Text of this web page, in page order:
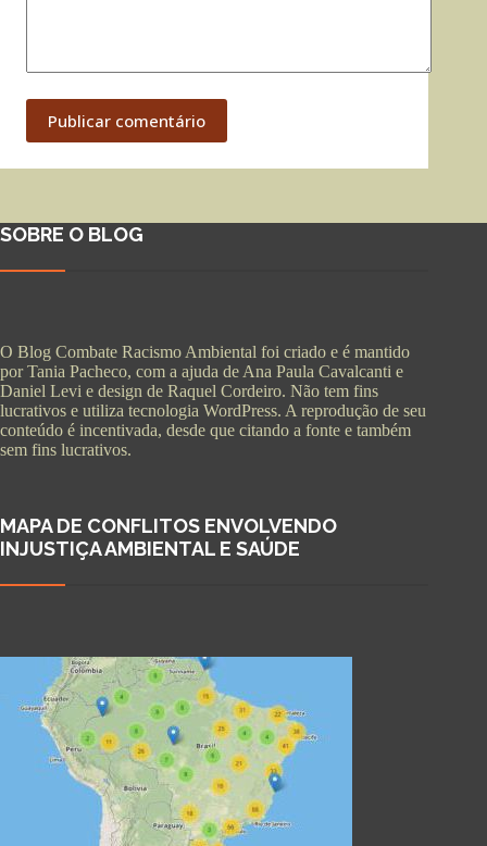
Publicar comentário
SOBRE O BLOG
O Blog Combate Racismo Ambiental foi criado e é mantido
por Tania Pacheco, com a ajuda de Ana Paula Cavalcanti e
Daniel Levi e design de Raquel Cordeiro. Não tem fins
lucrativos e utiliza tecnologia WordPress. A reprodução de seu
conteúdo é incentivada, desde que citando a fonte e também
sem fins lucrativos.
MAPA DE CONFLITOS ENVOLVENDO
INJUSTIÇA AMBIENTAL E SAÚDE